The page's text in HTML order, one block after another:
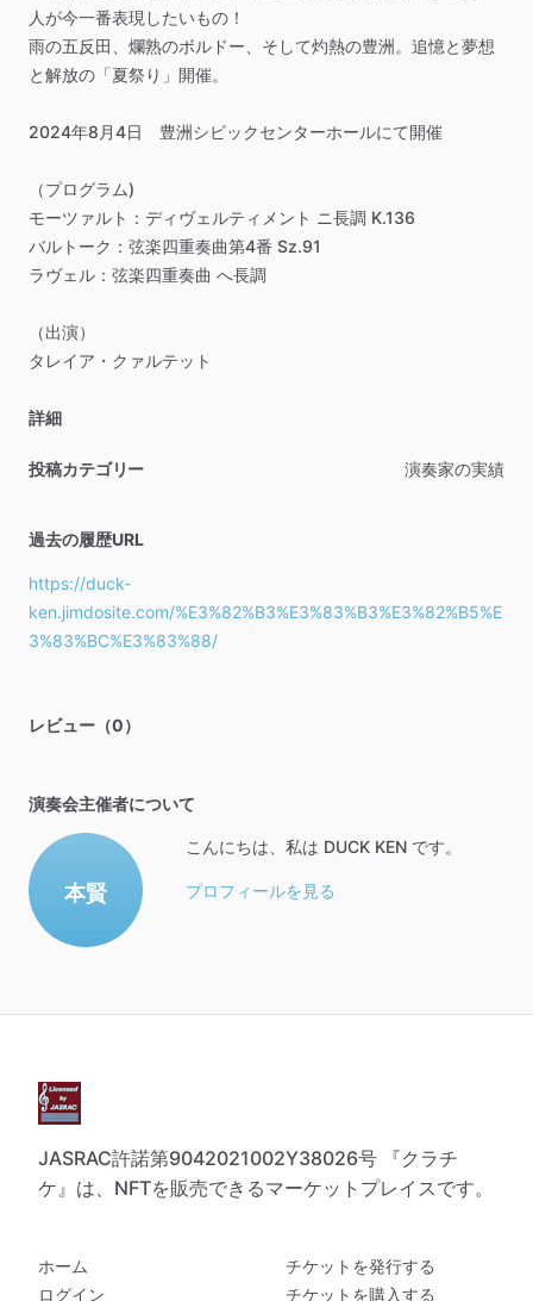
人が今一番表現したいもの！
雨の五反田、爛熟のボルドー、そして灼熱の豊洲。追憶と夢想
と解放の「夏祭り」開催。
2024年8月4日 豊洲シビックセンターホールにて開催
（プログラム)
モーツァルト：ディヴェルティメント ニ長調 K.136
バルトーク：弦楽四重奏曲第4番 Sz.91
ラヴェル：弦楽四重奏曲 へ長調
（出演）
タレイア・クァルテット
詳細
投稿カテゴリー 演奏家の実績
過去の履歴URL
https://duck-
ken.jimdosite.com/%E3%82%B3%E3%83%B3%E3%82%B5%E
3%83%BC%E3%83%88/
レビュー（0）
演奏会主催者について
本賢
こんにちは、私は DUCK KEN です。
プロフィールを見る
JASRAC許諾第9042021002Y38026号 『クラチ
ケ』は、NFTを販売できるマーケットプレイスです。
ホーム
ログイン
チケットを発行する
チケットを購入する